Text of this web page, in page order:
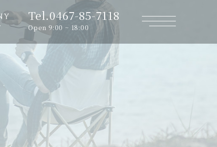
Tel.0467-85-7118
Open 9:00 ~ 18:00